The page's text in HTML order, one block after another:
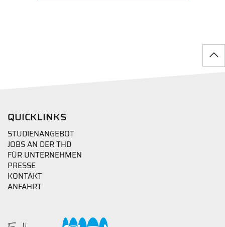
QUICKLINKS
STUDIENANGEBOT
JOBS AN DER THD
FÜR UNTERNEHMEN
PRESSE
KONTAKT
ANFAHRT